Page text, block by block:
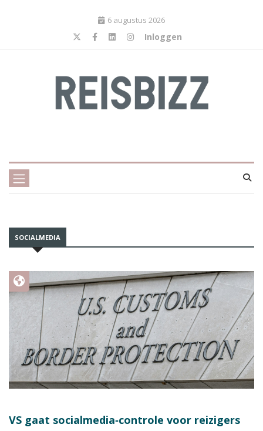
6 augustus 2026
Inloggen
SOCIALMEDIA
VS gaat socialmedia‑controle voor reizigers